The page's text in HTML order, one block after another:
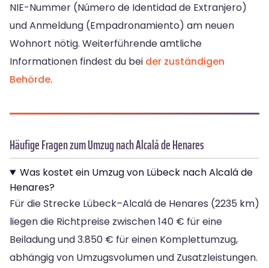
NIE-Nummer (Número de Identidad de Extranjero)
und Anmeldung (Empadronamiento) am neuen
Wohnort nötig. Weiterführende amtliche
Informationen findest du bei der zuständigen
Behörde.
Häufige Fragen zum Umzug nach Alcalá de Henares
Was kostet ein Umzug von Lübeck nach Alcalá de
Henares?
Für die Strecke Lübeck–Alcalá de Henares (2235 km)
liegen die Richtpreise zwischen 140 € für eine
Beiladung und 3.850 € für einen Komplettumzug,
abhängig von Umzugsvolumen und Zusatzleistungen.